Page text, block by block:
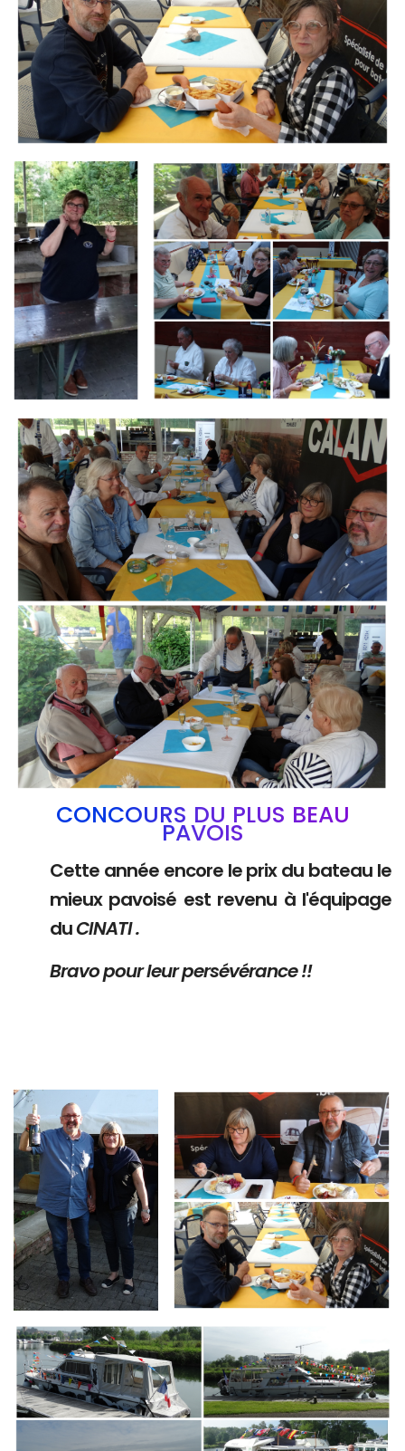
Branding
ARMCHAIR
Branding
ARMCHAIR
Branding
ARMCHAIR
CONCOURS DU PLUS BEAU
PAVOIS
Cette année encore le prix du bateau le
mieux pavoisé est revenu à l'équipage
duCINATI .
Bravo pour leur persévérance !!
Branding
ARMCHAIR ARMCHAIR
Branding
ARMCHAIR